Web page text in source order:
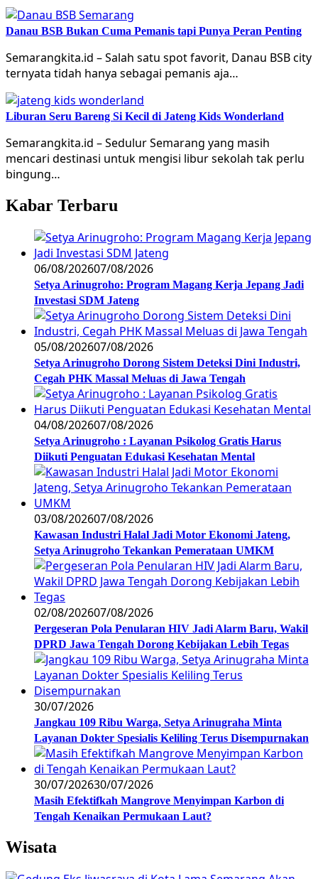
Danau BSB Bukan Cuma Pemanis tapi Punya Peran Penting
Semarangkita.id – Salah satu spot favorit, Danau BSB city
ternyata tidah hanya sebagai pemanis aja…
Liburan Seru Bareng Si Kecil di Jateng Kids Wonderland
Semarangkita.id – Sedulur Semarang yang masih
mencari destinasi untuk mengisi libur sekolah tak perlu
bingung…
Kabar Terbaru
06/08/202607/08/2026
Setya Arinugroho: Program Magang Kerja Jepang Jadi
Investasi SDM Jateng
05/08/202607/08/2026
Setya Arinugroho Dorong Sistem Deteksi Dini Industri,
Cegah PHK Massal Meluas di Jawa Tengah
04/08/202607/08/2026
Setya Arinugroho : Layanan Psikolog Gratis Harus
Diikuti Penguatan Edukasi Kesehatan Mental
03/08/202607/08/2026
Kawasan Industri Halal Jadi Motor Ekonomi Jateng,
Setya Arinugroho Tekankan Pemerataan UMKM
02/08/202607/08/2026
Pergeseran Pola Penularan HIV Jadi Alarm Baru, Wakil
DPRD Jawa Tengah Dorong Kebijakan Lebih Tegas
30/07/2026
Jangkau 109 Ribu Warga, Setya Arinugraha Minta
Layanan Dokter Spesialis Keliling Terus Disempurnakan
30/07/202630/07/2026
Masih Efektifkah Mangrove Menyimpan Karbon di
Tengah Kenaikan Permukaan Laut?
Wisata